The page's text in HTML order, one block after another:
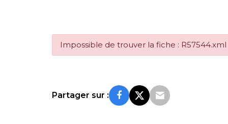
Impossible de trouver la fiche : R57544.xml
Partager sur :